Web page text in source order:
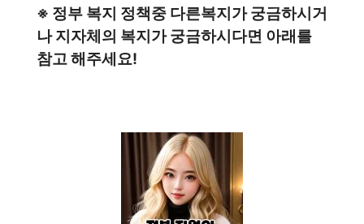
※ 정부 복지 정책중 다른복지가 궁금하시거
나 지자체의 복지가 궁금하시다면 아래를
참고 해주세요!